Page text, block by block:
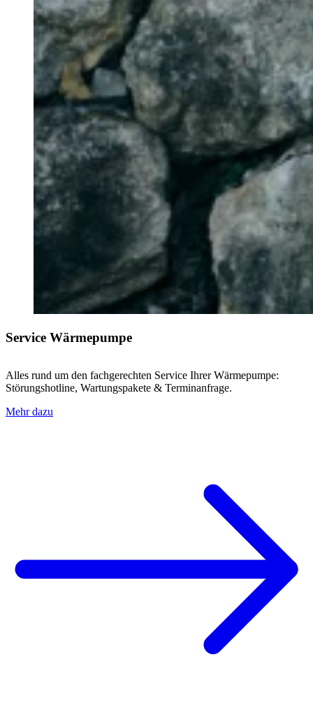
Service Wärmepumpe
Alles rund um den fachgerechten Service Ihrer Wärmepumpe:
Störungshotline, Wartungspakete & Terminanfrage.
Mehr dazu